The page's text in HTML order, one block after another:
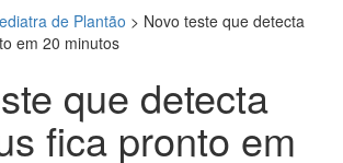
de Plantão > Novo teste que detecta
em 20 minutos
que detecta
fica pronto em